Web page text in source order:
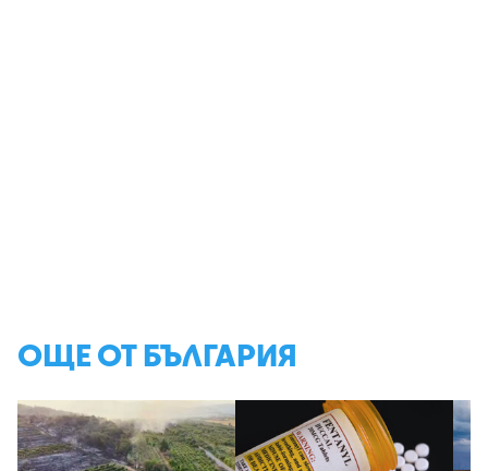
ОЩЕ ОТ БЪЛГАРИЯ